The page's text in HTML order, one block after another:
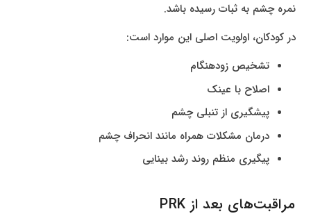
نمره چشم به ثبات رسیده باشد.
در کودکان، اولویت اصلی این موارد است:
تشخیص زودهنگام
اصلاح با عینک
پیشگیری از تنبلی چشم
درمان مشکلات همراه مانند انحراف چشم
پیگیری منظم روند رشد بینایی
مراقبت‌های بعد از PRK